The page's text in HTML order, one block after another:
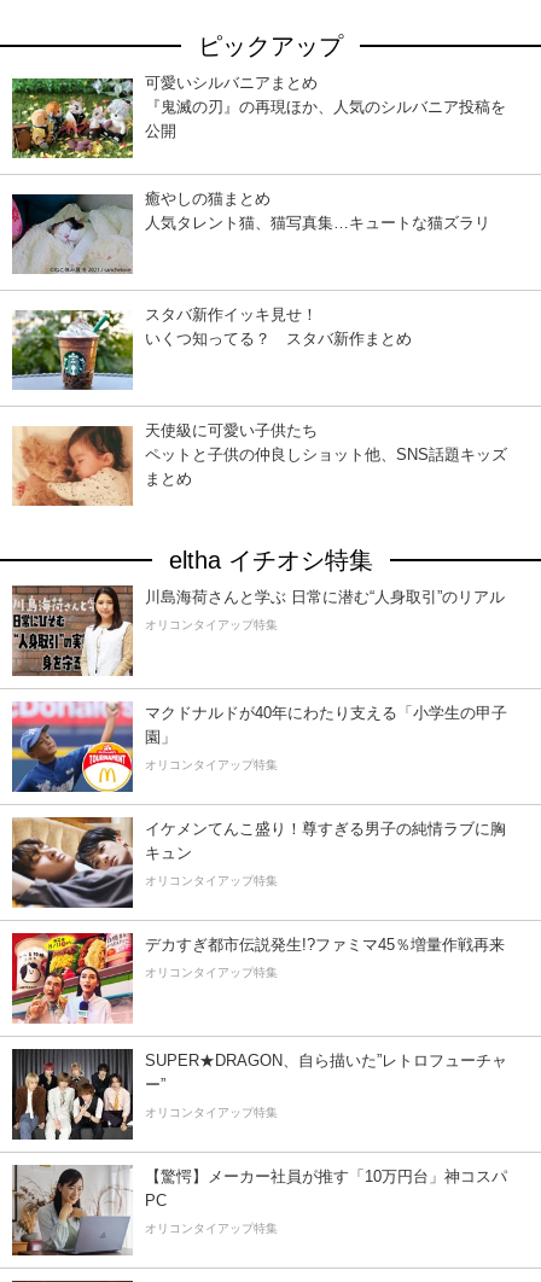
ピックアップ
可愛いシルバニアまとめ
『鬼滅の刃』の再現ほか、人気のシルバニア投稿を
公開
癒やしの猫まとめ
人気タレント猫、猫写真集…キュートな猫ズラリ
スタバ新作イッキ見せ！
いくつ知ってる？ スタバ新作まとめ
天使級に可愛い子供たち
ペットと子供の仲良しショット他、SNS話題キッズ
まとめ
eltha イチオシ特集
川島海荷さんと学ぶ 日常に潜む“人身取引”のリアル
オリコンタイアップ特集
マクドナルドが40年にわたり支える「小学生の甲子
園」
オリコンタイアップ特集
イケメンてんこ盛り！尊すぎる男子の純情ラブに胸
キュン
オリコンタイアップ特集
デカすぎ都市伝説発生!?ファミマ45％増量作戦再来
オリコンタイアップ特集
SUPER★DRAGON、自ら描いた”レトロフューチャ
ー”
オリコンタイアップ特集
【驚愕】メーカー社員が推す「10万円台」神コスパ
PC
オリコンタイアップ特集